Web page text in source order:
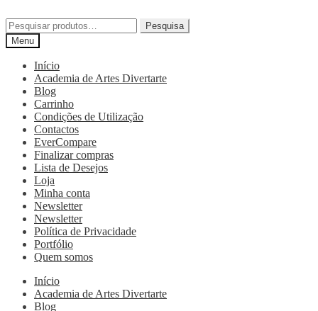
Pesquisa
Menu
Início
Academia de Artes Divertarte
Blog
Carrinho
Condições de Utilização
Contactos
EverCompare
Finalizar compras
Lista de Desejos
Loja
Minha conta
Newsletter
Newsletter
Política de Privacidade
Portfólio
Quem somos
Início
Academia de Artes Divertarte
Blog